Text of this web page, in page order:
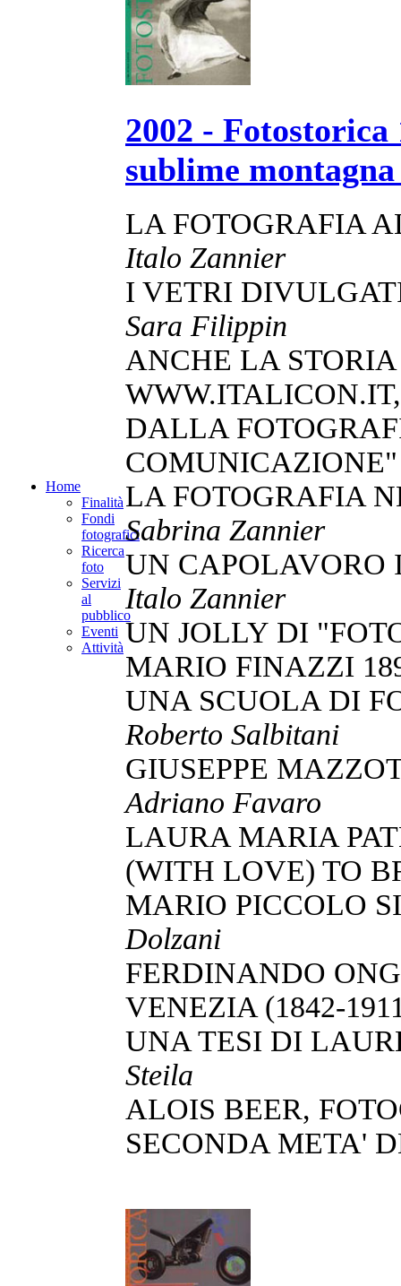
Home
Finalità
Fondi
fotografici
Ricerca
foto
Servizi
al
pubblico
Eventi
Attività
2002 -
sublime
LA FOTOGRAFIA
Italo Zannier
I VETRI
Sara Filippin
ANCHE LA
DALLA
LA FOTOGRAFIA
Sabrina Zannier
UN CAPOLAVORO
Italo Zannier
UN JOLLY DI
MARIO FINAZZI
UNA SCUOLA DI
Roberto Salbitani
GIUSEPPE
Adriano Favaro
LAURA MARIA
(WITH LOVE) TO
MARIO PICCOLO
Dolzani
FERDINANDO
VENEZIA (1842-
UNA TESI DI
Steila
ALOIS BEER,
SECONDA META'